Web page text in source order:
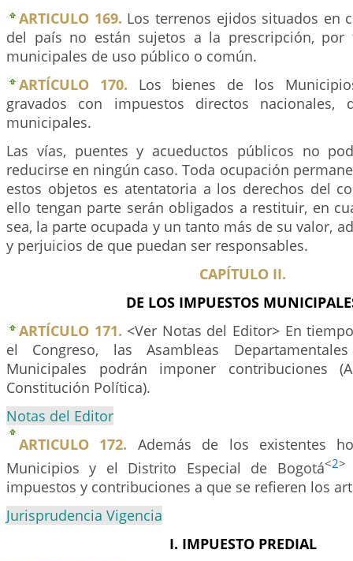
ARTICULO 169. Los terrenos ejidos situados en
del país no están sujetos a la prescripción, por
municipales de uso público o común.
ARTÍCULO 170. Los bienes de los
gravados con impuestos directos nacionales,
municipales.
Las vías, puentes y acueductos públicos no
reducirse en ningún caso. Toda ocupación
estos objetos es atentatoria a los derechos del
ello tengan parte serán obligados a restituir, en
sea, la parte ocupada y un tanto más de su valor,
y perjuicios de que puedan ser responsables.
CAPÍTULO II.
DE LOS IMPUESTOS
ARTÍCULO 171. <Ver Notas del Editor> En
el Congreso, las Asambleas
Municipales podrán imponer contribuciones
Constitución Política).
Notas del Editor
ARTICULO 172. Además de los existentes
Municipios y el Distrito Especial de Bogotá<2>
impuestos y contribuciones a que se refieren los
Jurisprudencia Vigencia
I. IMPUESTO PREDIAL